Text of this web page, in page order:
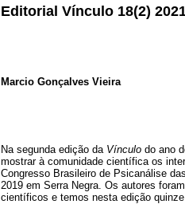
Editorial Vínculo 18(2)
Marcio Gonçalves Vieira
Na segunda edição da Vínculo do ano
mostrar à comunidade científica os
Congresso Brasileiro de Psicanálise
2019 em Serra Negra. Os autores
científicos e temos nesta edição quinze